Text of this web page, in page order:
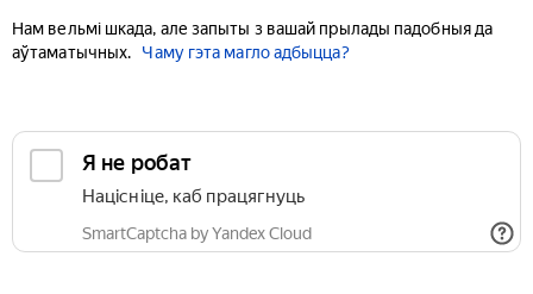
Нам вельмі шкада, але запыты з вашай прылады падобныя да
аўтаматычных.
Чаму гэта магло адбыцца?
Я не робат
Націсніце, каб працягнуць
SmartCaptcha by Yandex Cloud